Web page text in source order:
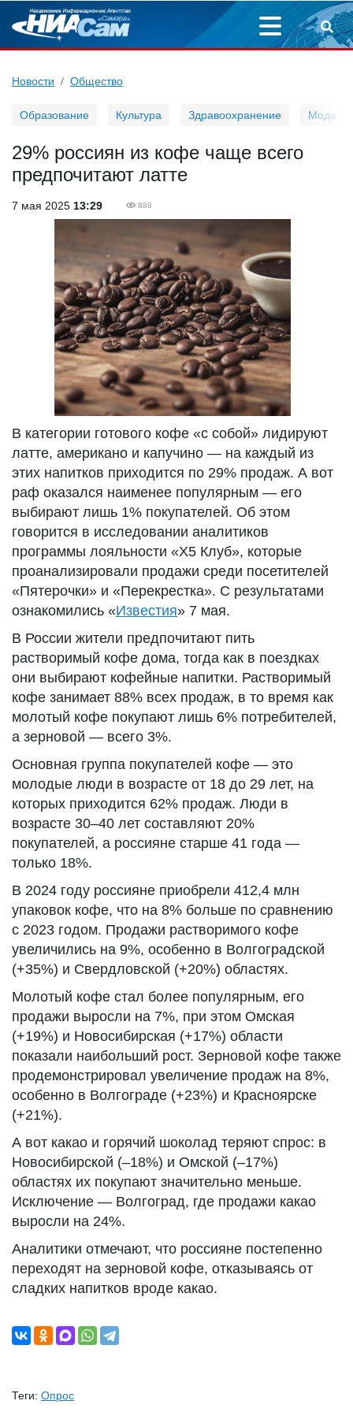
Новости Общество
Образование Культура Здравоохранение Мода
29% россиян из кофе чаще всего
предпочитают латте
7 мая 2025 13:29 888
В категории готового кофе «с собой» лидируют
латте, американо и капучино — на каждый из
этих напитков приходится по 29% продаж. А вот
раф оказался наименее популярным — его
выбирают лишь 1% покупателей. Об этом
говорится в исследовании аналитиков
программы лояльности «Х5 Клуб», которые
проанализировали продажи среди посетителей
«Пятерочки» и «Перекрестка». С результатами
ознакомились «Известия» 7 мая.
В России жители предпочитают пить
растворимый кофе дома, тогда как в поездках
они выбирают кофейные напитки. Растворимый
кофе занимает 88% всех продаж, в то время как
молотый кофе покупают лишь 6% потребителей,
а зерновой — всего 3%.
Основная группа покупателей кофе — это
молодые люди в возрасте от 18 до 29 лет, на
которых приходится 62% продаж. Люди в
возрасте 30–40 лет составляют 20%
покупателей, а россияне старше 41 года —
только 18%.
В 2024 году россияне приобрели 412,4 млн
упаковок кофе, что на 8% больше по сравнению
с 2023 годом. Продажи растворимого кофе
увеличились на 9%, особенно в Волгоградской
(+35%) и Свердловской (+20%) областях.
Молотый кофе стал более популярным, его
продажи выросли на 7%, при этом Омская
(+19%) и Новосибирская (+17%) области
показали наибольший рост. Зерновой кофе также
продемонстрировал увеличение продаж на 8%,
особенно в Волгограде (+23%) и Красноярске
(+21%).
А вот какао и горячий шоколад теряют спрос: в
Новосибирской (–18%) и Омской (–17%)
областях их покупают значительно меньше.
Исключение — Волгоград, где продажи какао
выросли на 24%.
Аналитики отмечают, что россияне постепенно
переходят на зерновой кофе, отказываясь от
сладких напитков вроде какао.
Теги: Опрос